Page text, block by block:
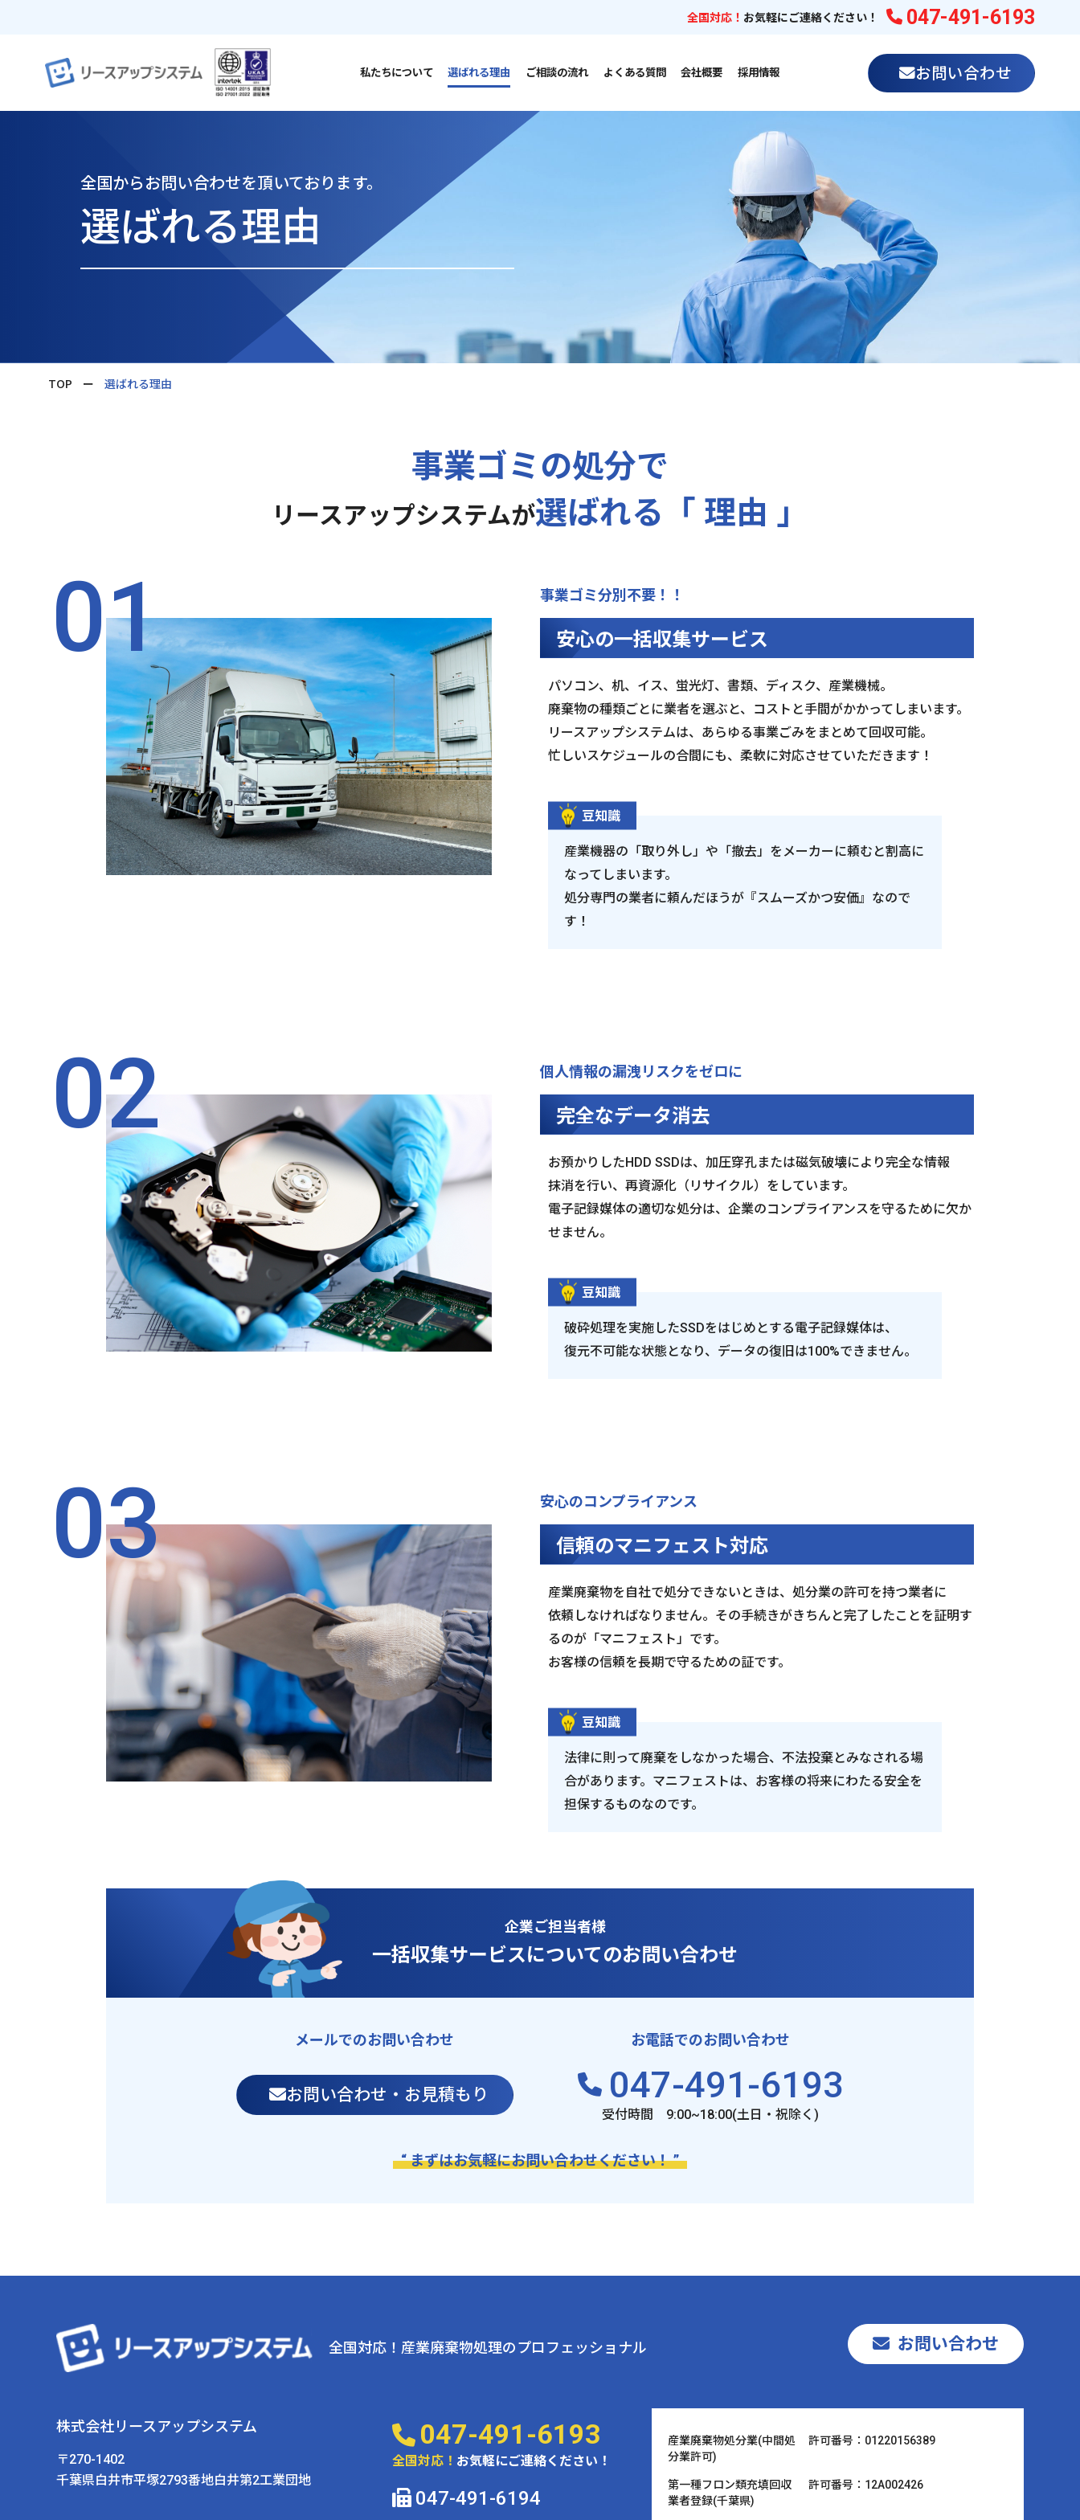
全国対応！ お気軽にご連絡ください！ 047-491-6193
私たちについて 選ばれる理由 ご相談の流れ よくある質問 会社概要 採用情報 お問い合わせ
全国からお問い合わせを頂いております。
選ばれる理由
TOP ー 選ばれる理由
事業ゴミの処分で
リースアップシステムが選ばれる「 理由 」
事業ゴミ分別不要！！
安心の一括収集サービス
パソコン、机、イス、蛍光灯、書類、ディスク、産業機械。
廃棄物の種類ごとに業者を選ぶと、コストと手間がかかってしまいます。
リースアップシステムは、あらゆる事業ごみをまとめて回収可能。
忙しいスケジュールの合間にも、柔軟に対応させていただきます！
豆知識
産業機器の「取り外し」や「撤去」をメーカーに頼むと割高に
なってしまいます。
処分専門の業者に頼んだほうが『スムーズかつ安価』なので
す！
個人情報の漏洩リスクをゼロに
完全なデータ消去
お預かりしたHDD SSDは、加圧穿孔または磁気破壊により完全な情報
抹消を行い、再資源化（リサイクル）をしています。
電子記録媒体の適切な処分は、企業のコンプライアンスを守るために欠か
せません。
豆知識
破砕処理を実施したSSDをはじめとする電子記録媒体は、
復元不可能な状態となり、データの復旧は100%できません。
安心のコンプライアンス
信頼のマニフェスト対応
産業廃棄物を自社で処分できないときは、処分業の許可を持つ業者に
依頼しなければなりません。その手続きがきちんと完了したことを証明す
るのが「マニフェスト」です。
お客様の信頼を長期で守るための証です。
豆知識
法律に則って廃棄をしなかった場合、不法投棄とみなされる場
合があります。マニフェストは、お客様の将来にわたる安全を
担保するものなのです。
企業ご担当者様
一括収集サービスについてのお問い合わせ
メールでのお問い合わせ
お問い合わせ・お見積もり
お電話でのお問い合わせ
047-491-6193
受付時間 9:00~18:00(土日・祝除く)
“ まずはお気軽にお問い合わせください！ ”
全国対応！産業廃棄物処理のプロフェッショナル お問い合わせ
株式会社リースアップシステム
〒270-1402
千葉県白井市平塚2793番地白井第2工業団地
047-491-6193
全国対応！ お気軽にご連絡ください！
047-491-6194
産業廃棄物処分業(中間処
分業許可)
許可番号：01220156389
第一種フロン類充填回収
業者登録(千葉県)
許可番号：12A002426